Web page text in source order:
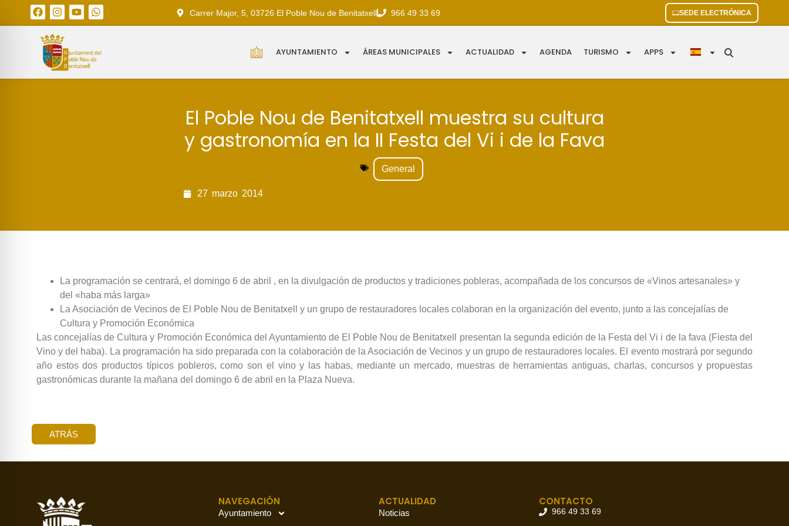
Carrer Major, 5, 03726 El Poble Nou de Benitatxell 966 49 33 69 SEDE ELECTRÓNICA
AYUNTAMIENTO ÁREAS MUNICIPALES ACTUALIDAD AGENDA TURISMO APPS
El Poble Nou de Benitatxell muestra su cultura
y gastronomía en la II Festa del Vi i de la Fava
General
27 marzo 2014
La programación se centrará, el domingo 6 de abril , en la divulgación de productos y tradiciones pobleras, acompañada de los concursos de «Vinos artesanales» y
del «haba más larga»
La Asociación de Vecinos de El Poble Nou de Benitatxell y un grupo de restauradores locales colaboran en la organización del evento, junto a las concejalías de
Cultura y Promoción Económica
Las concejalías de Cultura y Promoción Económica del Ayuntamiento de El Poble Nou de Benitatxell presentan la segunda edición de la Festa del Vi i de la fava (Fiesta del
Vino y del haba). La programación ha sido preparada con la colaboración de la Asociación de Vecinos y un grupo de restauradores locales. El evento mostrará por segundo
año estos dos productos típicos pobleros, como son el vino y las habas, mediante un mercado, muestras de herramientas antiguas, charlas, concursos y propuestas
gastronómicas durante la mañana del domingo 6 de abril en la Plaza Nueva.
ATRÁS
NAVEGACIÓN
Ayuntamiento
ACTUALIDAD
Noticias
CONTACTO
966 49 33 69